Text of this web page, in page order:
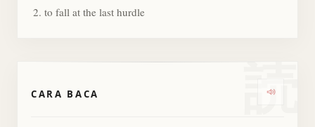
to fall at the last hurdle
読
CARA BACA